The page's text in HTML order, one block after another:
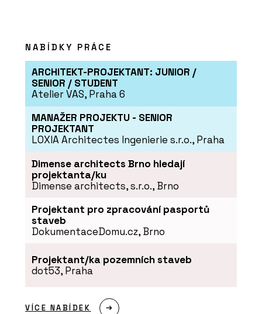
NABÍDKY PRÁCE
ARCHITEKT-PROJEKTANT: JUNIOR /
SENIOR / STUDENT
Atelier VAS, Praha 6
MANAŽER PROJEKTU - SENIOR
PROJEKTANT
LOXIA Architectes Ingenierie s.r.o., Praha
Dimense architects Brno hledají
projektanta/ku
Dimense architects, s.r.o., Brno
Projektant pro zpracování pasportů
staveb
DokumentaceDomu.cz, Brno
Projektant/ka pozemních staveb
dot53, Praha
VÍCE NABÍDEK